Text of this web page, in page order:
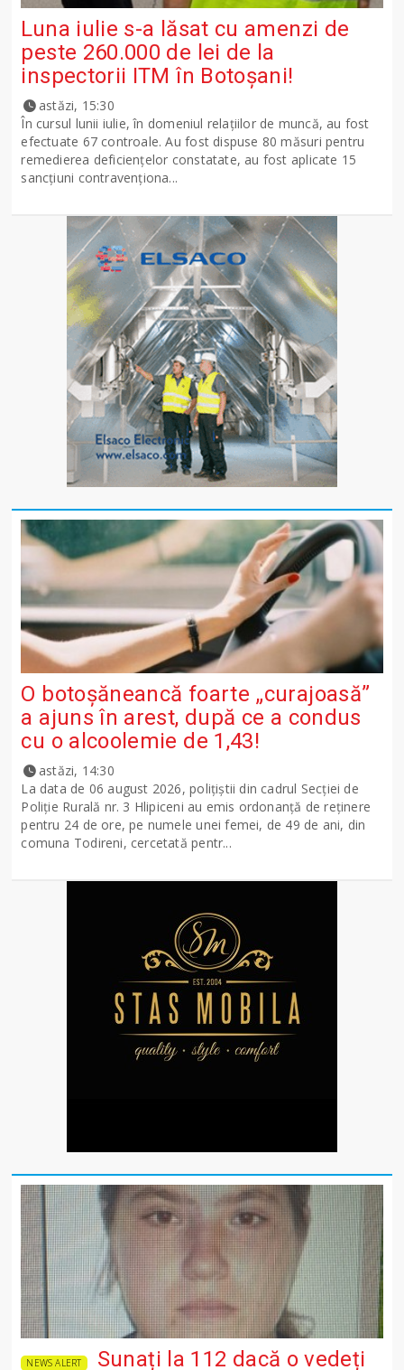
Luna iulie s-a lăsat cu amenzi de
peste 260.000 de lei de la
inspectorii ITM în Botoșani!
astăzi, 15:30
În cursul lunii iulie, în domeniul relațiilor de muncă, au fost
efectuate 67 controale. Au fost dispuse 80 măsuri pentru
remedierea deficiențelor constatate, au fost aplicate 15
sancţiuni contravenționa...
O botoșăneancă foarte „curajoasă”
a ajuns în arest, după ce a condus
cu o alcoolemie de 1,43!
astăzi, 14:30
La data de 06 august 2026, polițiștii din cadrul Secției de
Poliție Rurală nr. 3 Hlipiceni au emis ordonanță de reținere
pentru 24 de ore, pe numele unei femei, de 49 de ani, din
comuna Todireni, cercetată pentr...
NEWS ALERT
Sunați la 112 dacă o vedeți